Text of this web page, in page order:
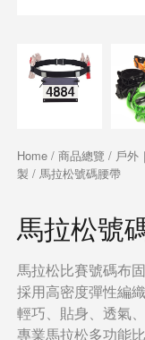
Home/ 商品總覽 / 戶外
製 / 馬拉松號碼腰帶
馬拉松號
馬拉松比賽號碼布
採用高密度彈性編
輕巧、貼身、透氣
專業馬拉松多功能